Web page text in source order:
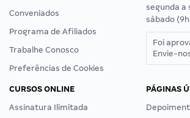
Conveniados
Programa de Afiliados
Trabalhe Conosco
Preferências de Cookies
segunda a
sábado
Foi
Envie-
CURSOS ONLINE
Assinatura Ilimitada
PÁGINAS